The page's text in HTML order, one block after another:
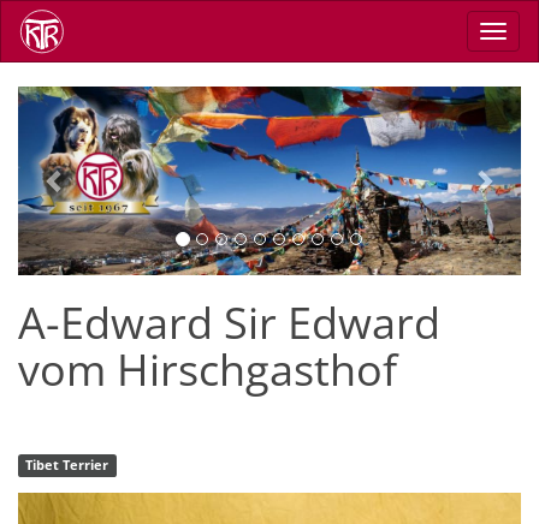
Direkt
zum
Inhalt
Previous Next
A-Edward Sir Edward
vom Hirschgasthof
Tibet Terrier